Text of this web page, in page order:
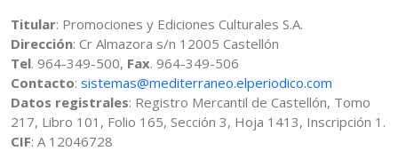
Titular: Promociones y Ediciones Culturales S.A.
Dirección: Cr Almazora s/n 12005 Castellón
Tel. 964-349-500, Fax. 964-349-506
Contacto: sistemas@mediterraneo.elperiodico.com
Datos registrales: Registro Mercantil de Castellón, Tomo
217, Libro 101, Folio 165, Sección 3, Hoja 1413, Inscripción 1.
CIF: A 12046728